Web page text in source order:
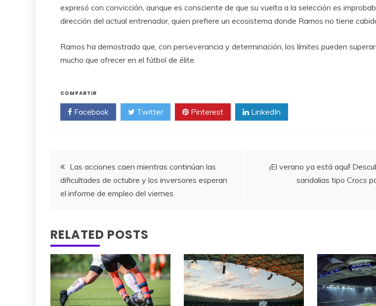
expresó con convicción, aunque es consciente de que su vuelta a la selección es
dirección del actual entrenador, quien prefiere un ecosistema donde Ramos no tiene
Ramos ha demostrado que, con perseverancia y determinación, los límites pueden
mucho que ofrecer en el fútbol de élite.
COMPARTIR
Facebook Twitter Pinterest LinkedIn
Navegación
de
Las acciones caen mientras continúan las
dificultades de octubre y los inversores esperan
el informe de empleo del viernes
¡El verano ya está aquí!
sandalias tipo Crocs
RELATED POSTS